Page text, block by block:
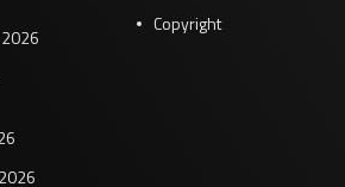
Copyright